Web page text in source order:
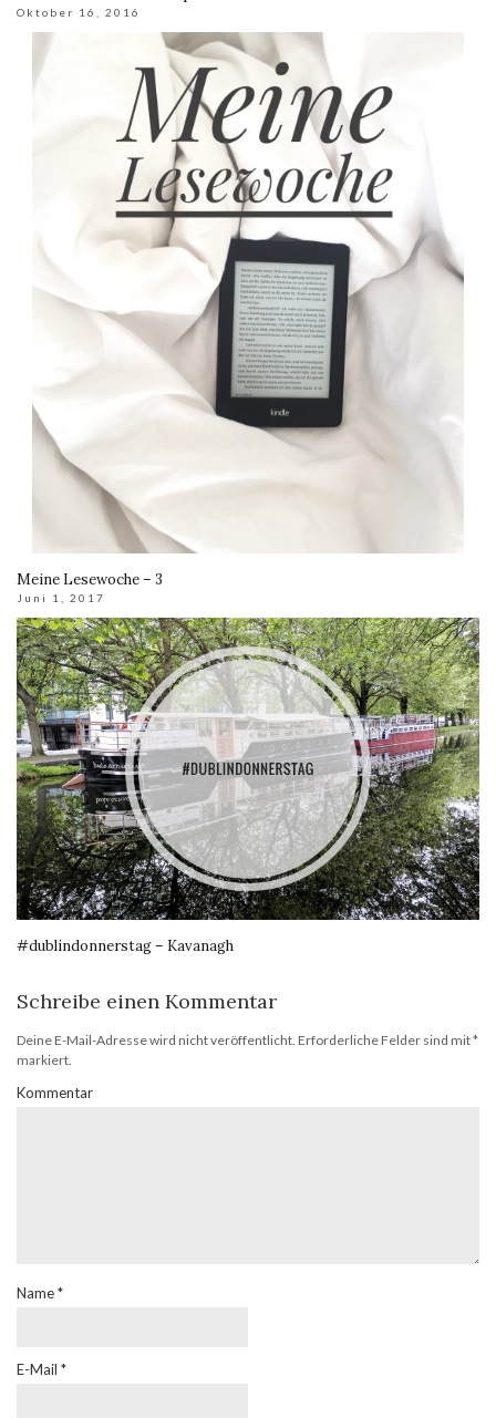
Oktober 16, 2016
Meine Lesewoche – 3
Juni 1, 2017
#dublindonnerstag – Kavanagh
Schreibe einen Kommentar
Deine E-Mail-Adresse wird nicht veröffentlicht. Erforderliche Felder sind mit*
markiert.
Kommentar
Name*
E-Mail *